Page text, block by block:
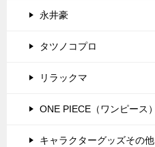
永井豪
タツノコプロ
リラックマ
ONE PIECE（ワンピース）
キャラクターグッズその他